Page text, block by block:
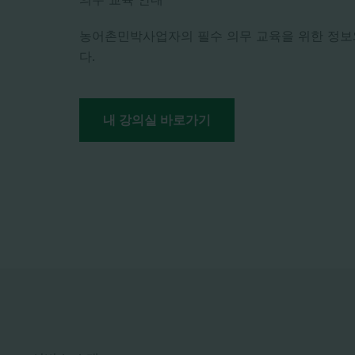
농어촌민박사업자의 필수 의무 교육을 위한 정
다.
내 강의실 바로가기